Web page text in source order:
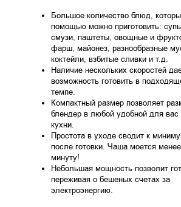
Большое количество блюд,
помощью можно приготовить:
смузи, паштеты, овощные и
фарш, майонез, разнообразные
коктейли, взбитые сливки и т.д.
Наличие нескольких скоростей
возможность готовить в
темпе.
Компактный размер позволяет
блендер в любой удобной для вас
кухни.
Простота в уходе сводит к
после готовки. Чаша моется
минуту!
Небольшая мощность позволит
переживая о бешеных счетах за
электроэнергию.